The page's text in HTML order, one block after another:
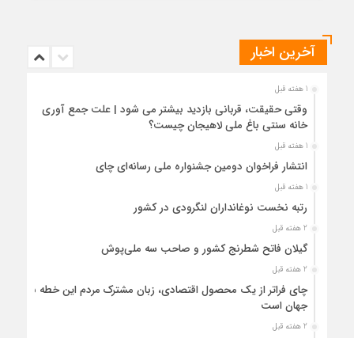
آخرین اخبار
1 هفته قبل
وقتی حقیقت، قربانی بازدید بیشتر می شود | علت جمع آوری
خانه سنتی باغ ملی لاهیجان چیست؟
1 هفته قبل
انتشار فراخوان دومین جشنواره ملی رسانه‌ای چای
1 هفته قبل
رتبه نخست نوغانداران لنگرودی در کشور
2 هفته قبل
گیلان فاتح شطرنج کشور و صاحب سه ملی‌پوش
2 هفته قبل
چای فراتر از یک محصول اقتصادی، زبان مشترک مردم این خطه با
جهان است
2 هفته قبل